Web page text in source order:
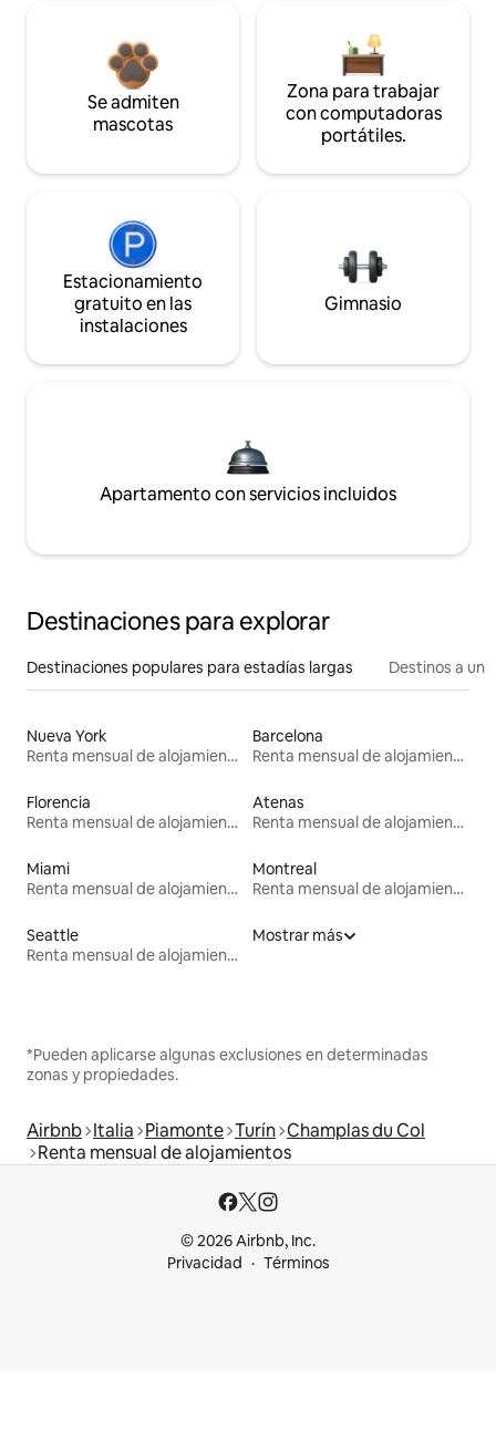
Se admiten
mascotas
Zona para trabajar
con computadoras
portátiles.
Estacionamiento
gratuito en las
instalaciones
Gimnasio
Apartamento con servicios incluidos
Destinaciones para explorar
Destinaciones populares para estadías largas Destinos a un
Nueva York
Renta mensual de alojamientos
Barcelona
Renta mensual de alojamientos
Florencia
Renta mensual de alojamientos
Atenas
Renta mensual de alojamientos
Miami
Renta mensual de alojamientos
Montreal
Renta mensual de alojamientos
Seattle
Renta mensual de alojamientos
Mostrar más
*Pueden aplicarse algunas exclusiones en determinadas
zonas y propiedades.
Airbnb Italia Piamonte Turín Champlas du Col
Renta mensual de alojamientos
© 2026 Airbnb, Inc.
Privacidad
Términos